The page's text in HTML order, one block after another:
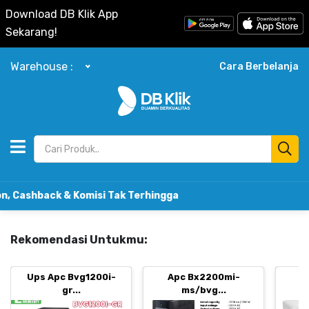
Download DB Klik App
Sekarang!
Warehouse : Cara Berbelanja
& Komisi Tak Terhingga
Rekomendasi Untukmu:
Ups Apc Bvg1200i-
gr...
Apc Bx2200mi-
ms/bvg...